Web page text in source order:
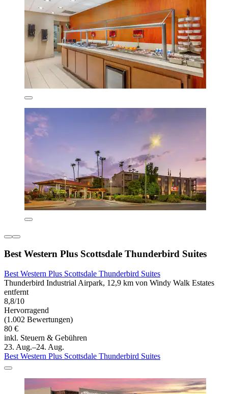
Best Western Plus Scottsdale Thunderbird Suites
Best Western Plus Scottsdale Thunderbird Suites
Thunderbird Industrial Airpark, 12,9 km von Windy Walk Estates
entfernt
8,8/10
Hervorragend
(1.002 Bewertungen)
80 €
inkl. Steuern & Gebühren
23. Aug.–24. Aug.
Best Western Plus Scottsdale Thunderbird Suites